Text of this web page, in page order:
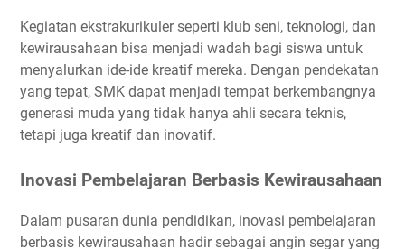
Kegiatan ekstrakurikuler seperti klub seni, teknologi, dan
kewirausahaan bisa menjadi wadah bagi siswa untuk
menyalurkan ide-ide kreatif mereka. Dengan pendekatan
yang tepat, SMK dapat menjadi tempat berkembangnya
generasi muda yang tidak hanya ahli secara teknis,
tetapi juga kreatif dan inovatif.
Inovasi Pembelajaran Berbasis Kewirausahaan
Dalam pusaran dunia pendidikan, inovasi pembelajaran
berbasis kewirausahaan hadir sebagai angin segar yang